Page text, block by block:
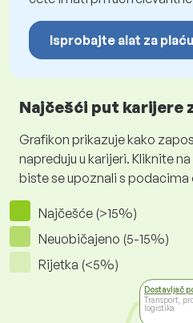
Isprobajte alat za
Najčešći put karijere
Grafikon prikazuje kako
napreduju u karijeri. Kliknite
biste se upoznali s podacima
Najčešće (>15%)
Neuobičajeno (5-15%)
Rijetka (<5%)
Dostavljač
Transport,
logistika